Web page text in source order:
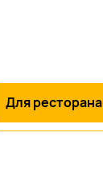
Для ресторана